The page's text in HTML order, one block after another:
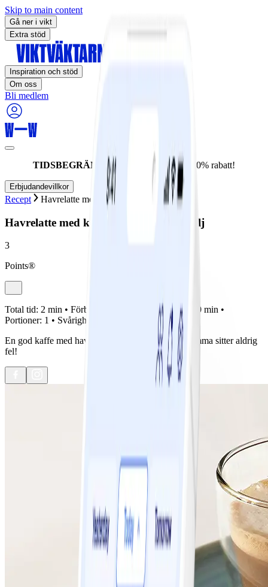
Skip to main content
Gå ner i vikt
Extra stöd
Inspiration och stöd
Om oss
Bli medlem
TIDSBEGRÄNSAT ERBJUDANDE: 60% rabatt!
Erbjudandevillkor
Recept Havrelatte med kardemumma och vanilj
Havrelatte med kardemumma och vanilj
3
Points®
Total tid: 2 min • Förberedelse: Tillagning:
0 min •
Portioner: 1 • Svårighetsgrad:
En god kaffe med havredryck, vanilj och kardemumma sitter aldrig
fel!